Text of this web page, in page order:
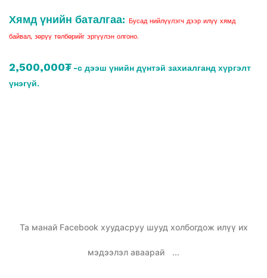
Хямд үнийн баталгаа: Бусад нийлүүлэгч дээр илүү хямд
байвал, зөрүү төлбөрийг эргүүлэн олгоно.
2,500,000₮ -с дээш үнийн дүнтэй захиалганд хүргэлт
үнэгүй.
Та манай Facebook хуудасруу шууд холбогдож илүү их
мэдээлэл аваарай ...